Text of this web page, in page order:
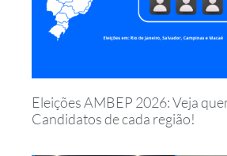
Eleições AMBEP 2026: Veja
Candidatos de cada região!